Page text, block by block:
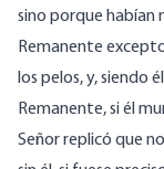
sino porque habían
Remanente
los pelos, y, siendo
Remanente, si él
Señor replicó que